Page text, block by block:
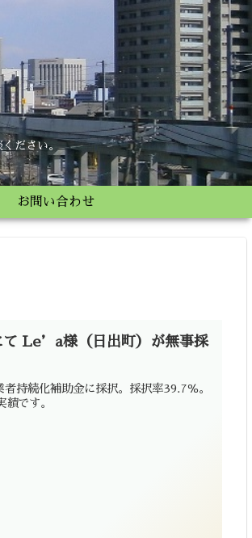
ださい。
お問い合わせ
て Le’a様（日出町）が無事採
持続化補助金に採択。採択率39.7％。
です。